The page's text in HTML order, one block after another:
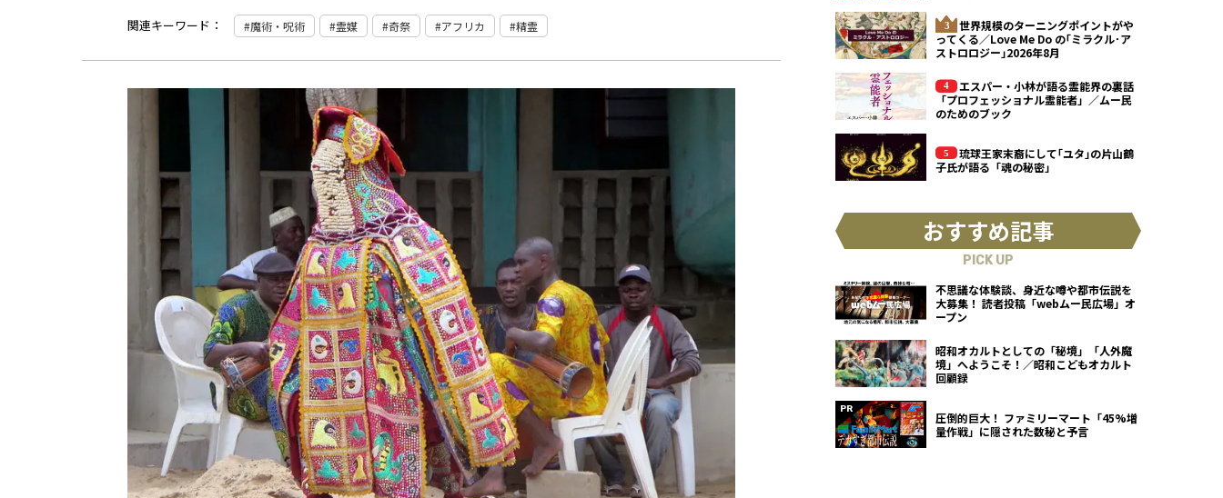
関連キーワード： 魔術・呪術 霊媒 奇祭 アフリカ 精霊
世界規模のターニングポイントがや
ってくる／Love Me Do の｢ミラクル･ア
ストロロジー｣2026年8月
エスパー・小林が語る霊能界の裏話
「プロフェッショナル霊能者」／ムー民
のためのブック
琉球王家末裔にして｢ユタ｣の片山鶴
子氏が語る「魂の秘密」
おすすめ記事
PICK UP
不思議な体験談、身近な噂や都市伝説を
大募集！ 読者投稿「webムー民広場」オ
ープン
昭和オカルトとしての「秘境」「人外魔
境」へようこそ！／昭和こどもオカルト
回顧録
圧倒的巨大！ ファミリーマート「45%増
量作戦」に隠された数秘と予言